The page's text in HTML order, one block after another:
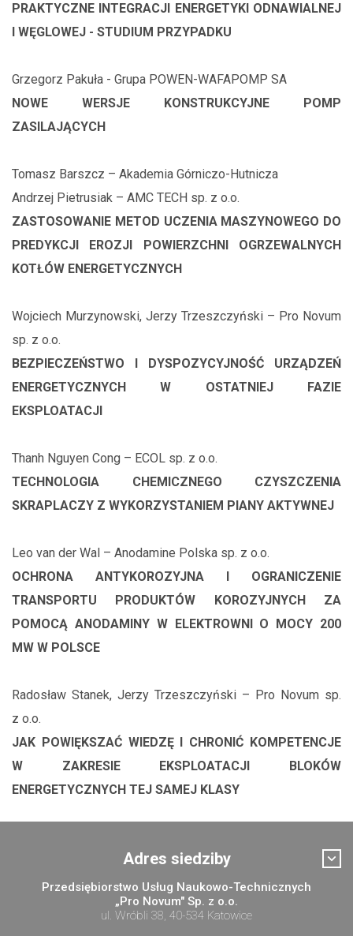
PRAKTYCZNE INTEGRACJI ENERGETYKI ODNAWIALNEJ
I WĘGLOWEJ - STUDIUM PRZYPADKU
Grzegorz Pakuła - Grupa POWEN-WAFAPOMP SA
NOWE WERSJE KONSTRUKCYJNE POMP
ZASILAJĄCYCH
Tomasz Barszcz – Akademia Górniczo-Hutnicza
Andrzej Pietrusiak – AMC TECH sp. z o.o.
ZASTOSOWANIE METOD UCZENIA MASZYNOWEGO DO
PREDYKCJI EROZJI POWIERZCHNI OGRZEWALNYCH
KOTŁÓW ENERGETYCZNYCH
Wojciech Murzynowski, Jerzy Trzeszczyński – Pro Novum
sp. z o.o.
BEZPIECZEŃSTWO I DYSPOZYCYJNOŚĆ URZĄDZEŃ
ENERGETYCZNYCH W OSTATNIEJ FAZIE
EKSPLOATACJI
Thanh Nguyen Cong – ECOL sp. z o.o.
TECHNOLOGIA CHEMICZNEGO CZYSZCZENIA
SKRAPLACZY Z WYKORZYSTANIEM PIANY AKTYWNEJ
Leo van der Wal – Anodamine Polska sp. z o.o.
OCHRONA ANTYKOROZYJNA I OGRANICZENIE
TRANSPORTU PRODUKTÓW KOROZYJNYCH ZA
POMOCĄ ANODAMINY W ELEKTROWNI O MOCY 200
MW W POLSCE
Radosław Stanek, Jerzy Trzeszczyński – Pro Novum sp.
z o.o.
JAK POWIĘKSZAĆ WIEDZĘ I CHRONIĆ KOMPETENCJE
W ZAKRESIE EKSPLOATACJI BLOKÓW
ENERGETYCZNYCH TEJ SAMEJ KLASY
Adres siedziby
Przedsiębiorstwo Usług Naukowo-Technicznych
„Pro Novum" Sp. z o.o.
ul. Wróbli 38, 40-534 Katowice